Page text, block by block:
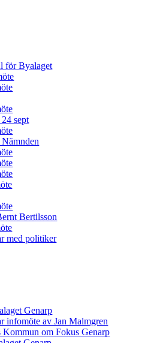
för Byalaget
sept
Bertilsson
med politiker
Genarp
infomöte av Jan Malmgren
om Fokus Genarp